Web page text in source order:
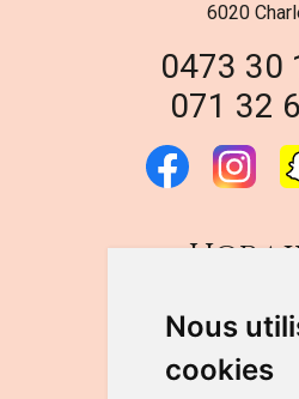
Nous
cookies
6020
0473 30
071 32
DU LUNDI AU
de 9h à 12h30 et
LE